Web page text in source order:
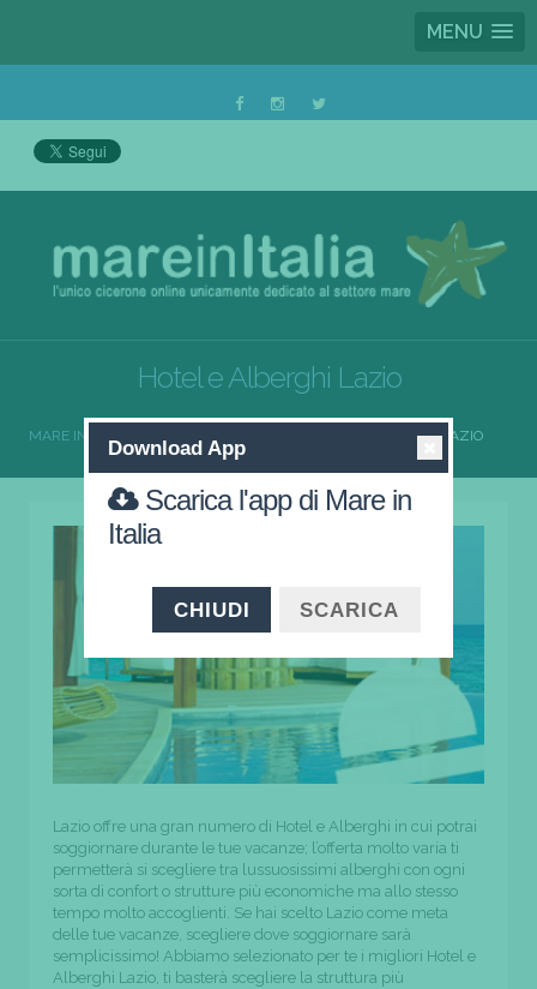
MENU
Hotel e Alberghi Lazio
MARE IN ITALIA HOTEL E ALBERGHI LAZIO
Lazio offre una gran numero di Hotel e Alberghi in cui potrai
soggiornare durante le tue vacanze; l’offerta molto varia ti
permetterà si scegliere tra lussuosissimi alberghi con ogni
sorta di confort o strutture più economiche ma allo stesso
tempo molto accoglienti. Se hai scelto Lazio come meta
delle tue vacanze, scegliere dove soggiornare sarà
semplicissimo! Abbiamo selezionato per te i migliori Hotel e
Alberghi Lazio, ti basterà scegliere la struttura più
Download App
Scarica l'app di Mare in
Italia
CHIUDI SCARICA